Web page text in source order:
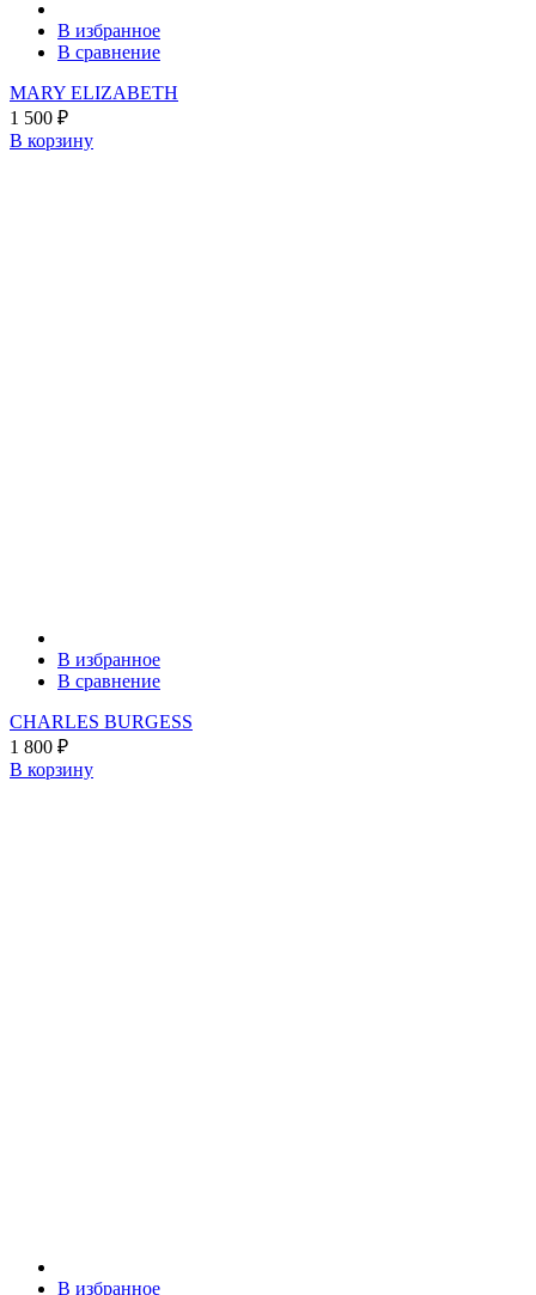
В избранное
В сравнение
MARY ELIZABETH
1 500 ₽
В корзину
В избранное
В сравнение
CHARLES BURGESS
1 800 ₽
В корзину
В избранное